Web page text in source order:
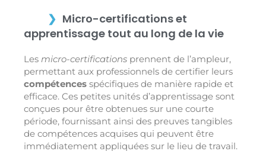
Micro-certifications et
apprentissage tout au long de la vie
Les micro-certifications prennent de l’ampleur,
permettant aux professionnels de certifier leurs
compétences spécifiques de manière rapide et
efficace. Ces petites unités d’apprentissage sont
conçues pour être obtenues sur une courte
période, fournissant ainsi des preuves tangibles
de compétences acquises qui peuvent être
immédiatement appliquées sur le lieu de travail.